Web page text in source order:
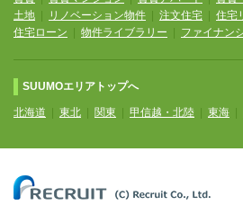
土地
リノベーション物件 注文住宅 住宅
住宅ローン
物件ライブラリー ファイナン
SUUMOエリアトップへ
北海道 東北 関東 甲信越・北陸 東海